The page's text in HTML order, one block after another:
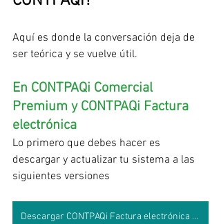
Aquí es donde la conversación deja de
ser teórica y se vuelve útil.
En CONTPAQi Comercial
Premium y CONTPAQi Factura
electrónica
Lo primero que debes hacer es
descargar y actualizar tu sistema a las
siguientes versiones
Descargar CONTPAQi Factura electrónica 14.1.0